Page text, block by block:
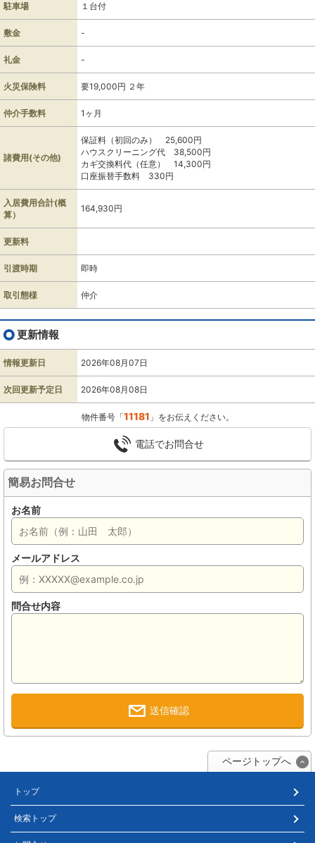
駐車場 １台付
敷金 -
礼金 -
火災保険料 要19,000円 ２年
仲介手数料 1ヶ月
諸費用(その他)
保証料（初回のみ） 25,600円
ハウスクリーニング代 38,500円
カギ交換料代（任意） 14,300円
口座振替手数料 330円
入居費用合計(概
算）
164,930円
更新料
引渡時期 即時
取引態様 仲介
更新情報
情報更新日 2026年08月07日
次回更新予定日 2026年08月08日
物件番号「11181 」をお伝えください。
電話でお問合せ
簡易お問合せ
お名前
メールアドレス
問合せ内容
送信確認
ページトップへ
トップ
検索トップ